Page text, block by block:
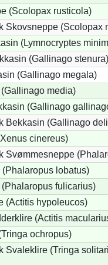
(Scolopax rusticola)
Skovsneppe (Scolopax
(Lymnocryptes
(Gallinago stenura)
(Gallinago megala)
media)
(Gallinago
Bekkasin (Gallinago
cinereus)
Svømmesneppe
lobatus)
fulicarius)
(Actitis hypoleucos)
(Actitis
ochropus)
Svaleklire (Tringa